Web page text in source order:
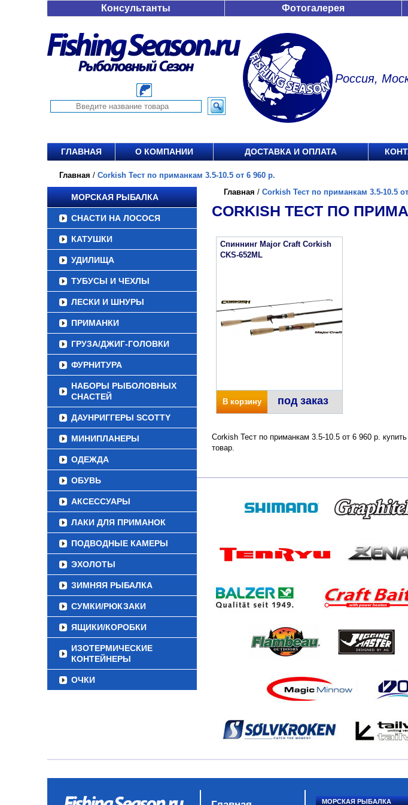
Консультанты Фотогалерея
Россия,
ГЛАВНАЯ О КОМПАНИИ ДОСТАВКА И ОПЛАТА
Главная / Corkish Тест по приманкам 3.5-10.5 от 6 960 р.
МОРСКАЯ РЫБАЛКА
СНАСТИ НА ЛОСОСЯ
КАТУШКИ
УДИЛИЩА
ТУБУСЫ И ЧЕХЛЫ
ЛЕСКИ И ШНУРЫ
ПРИМАНКИ
ГРУЗА/ДЖИГ-ГОЛОВКИ
ФУРНИТУРА
НАБОРЫ РЫБОЛОВНЫХ
СНАСТЕЙ
ДАУНРИГГЕРЫ SCOTTY
МИНИПЛАНЕРЫ
ОДЕЖДА
ОБУВЬ
АКСЕССУАРЫ
ЛАКИ ДЛЯ ПРИМАНОК
ПОДВОДНЫЕ КАМЕРЫ
ЭХОЛОТЫ
ЗИМНЯЯ РЫБАЛКА
СУМКИ/РЮКЗАКИ
ЯЩИКИ/КОРОБКИ
ИЗОТЕРМИЧЕСКИЕ
КОНТЕЙНЕРЫ
ОЧКИ
Главная / Corkish Тест по приманкам 3.5-10.5
CORKISH ТЕСТ ПО
Спиннинг Major Craft Corkish
CKS-652ML
В корзину под заказ
Corkish Тест по приманкам 3.5-10.5 от 6 960 р.
товар.
МОРСКАЯ РЫБАЛКА